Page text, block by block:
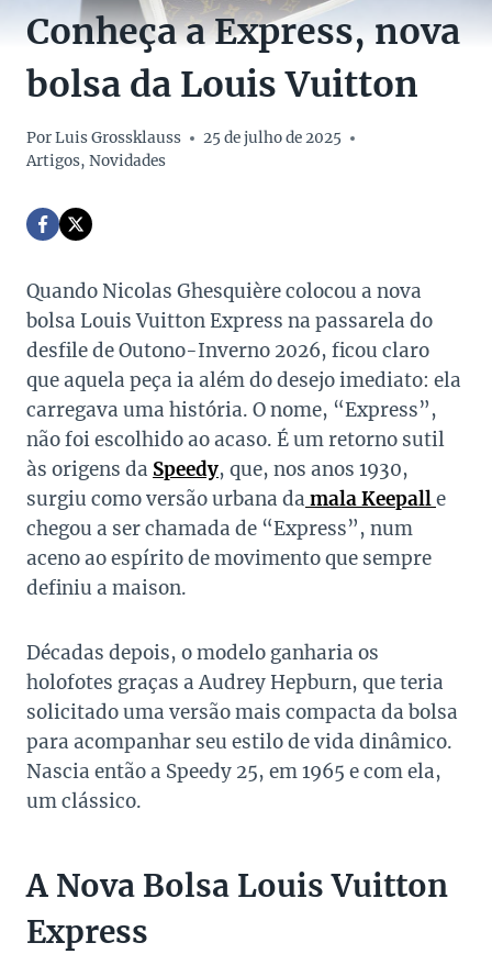
Conheça a Express, nova
bolsa da Louis Vuitton
PorLuis Grossklauss
25 de julho de 2025
Artigos, Novidades
Quando Nicolas Ghesquière colocou a nova
bolsa Louis Vuitton Express na passarela do
desfile de Outono-Inverno 2026, ficou claro
que aquela peça ia além do desejo imediato: ela
carregava uma história. O nome, “Express”,
não foi escolhido ao acaso. É um retorno sutil
às origens da Speedy, que, nos anos 1930,
surgiu como versão urbana da mala Keepalle
chegou a ser chamada de “Express”, num
aceno ao espírito de movimento que sempre
definiu a maison.
Décadas depois, o modelo ganharia os
holofotes graças a Audrey Hepburn, que teria
solicitado uma versão mais compacta da bolsa
para acompanhar seu estilo de vida dinâmico.
Nascia então a Speedy 25, em 1965 e com ela,
um clássico.
A Nova Bolsa Louis Vuitton
Express